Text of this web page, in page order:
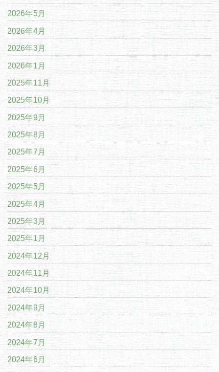
2026年5月
2026年4月
2026年3月
2026年1月
2025年11月
2025年10月
2025年9月
2025年8月
2025年7月
2025年6月
2025年5月
2025年4月
2025年3月
2025年1月
2024年12月
2024年11月
2024年10月
2024年9月
2024年8月
2024年7月
2024年6月